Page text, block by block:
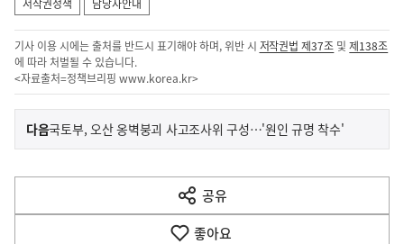
저작권정책 담당자안내
기사 이용 시에는 출처를 반드시 표기해야 하며, 위반 시 저작권법 제37조 및제138조
에 따라 처벌될 수 있습니다.
<자료출처=정책브리핑 www.korea.kr>
이
전
다
음
다음기
국토부, 오산 옹벽붕괴 사고조사위 구성…'원인 규명 착수'
공유
열
기
좋아요